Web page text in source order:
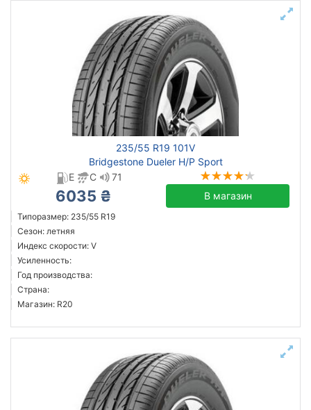
235/55 R19 101V
Bridgestone Dueler H/P Sport
E
C 71
6035 ₴ В магазин
Типоразмер: 235/55 R19
Сезон: летняя
Индекс скорости: V
Усиленность:
Год производства:
Страна:
Магазин: R20